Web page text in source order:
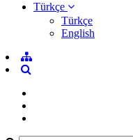
Türkçe
Türkçe
English